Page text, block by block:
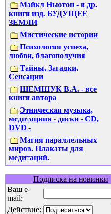
Майкл Ньютон - и др.
книги изд. БУДУЩЕЕ
ЗЕМЛИ
Мистические истории
Психология успеха,
любви, благополучия
Тайны, Загадки,
Сенсации
ШЕМШУК В.А. - все
книги автора
Этническая музыка,
медитациия - диски - CD,
DVD -
Магия параллельных
миров. Плакаты для
медитаций.
Подписка на новинки
Ваш e-
mail:
Действие: